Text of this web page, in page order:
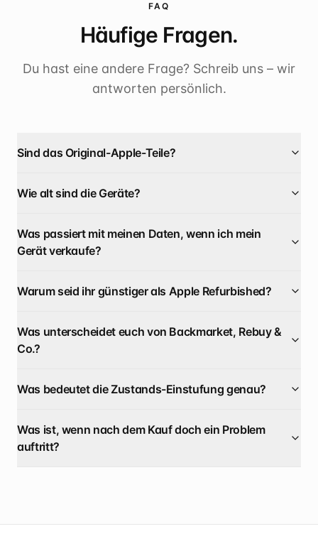
FAQ
Häufige Fragen.
Du hast eine andere Frage? Schreib uns – wir
antworten persönlich.
Sind das Original-Apple-Teile?
Wie alt sind die Geräte?
Was passiert mit meinen Daten, wenn ich mein
Gerät verkaufe?
Warum seid ihr günstiger als Apple Refurbished?
Was unterscheidet euch von Backmarket, Rebuy &
Co.?
Was bedeutet die Zustands-Einstufung genau?
Was ist, wenn nach dem Kauf doch ein Problem
auftritt?